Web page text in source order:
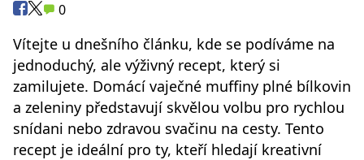
0
Vítejte u dnešního článku, kde se podíváme na
jednoduchý, ale výživný recept, který si
zamilujete. Domácí vaječné muffiny plné bílkovin
a zeleniny představují skvělou volbu pro rychlou
snídani nebo zdravou svačinu na cesty. Tento
recept je ideální pro ty, kteří hledají kreativní